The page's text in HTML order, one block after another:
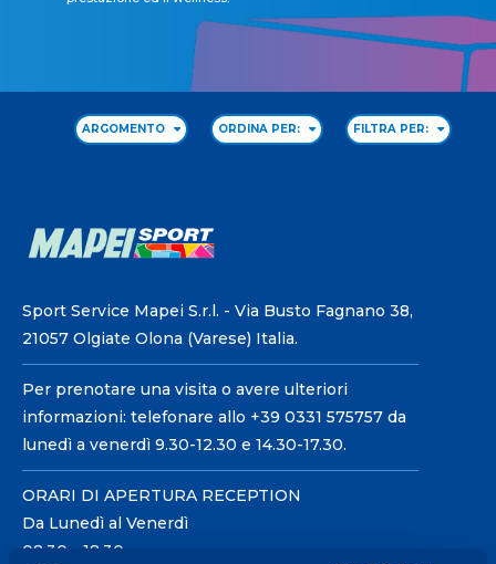
ARGOMENTO ORDINA PER: FILTRA PER:
Sport Service Mapei S.r.l. - Via Busto Fagnano 38,
21057 Olgiate Olona (Varese) Italia.
Per prenotare una visita o avere ulteriori
informazioni: telefonare allo +39 0331 575757 da
lunedì a venerdì 9.30-12.30 e 14.30-17.30.
ORARI DI APERTURA RECEPTION
Da Lunedì al Venerdì
08.30 - 18.30